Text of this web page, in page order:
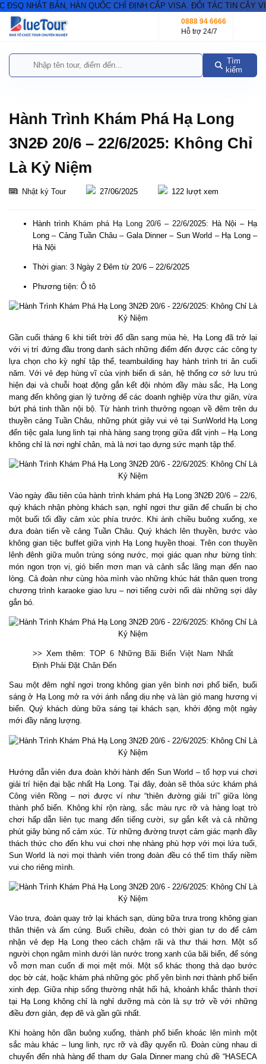
NHẬT BẢN, HÀN QUỐC CHỈ ĐỊNH CẤP VISA. ĐỐI TÁC TIN CẬY
0888 94 6666
Hỗ trợ 24/7
Tìm
kiếm
Hành Trình Khám Phá Hạ Long
3N2Đ 20/6 – 22/6/2025: Không Chỉ
Là Kỷ Niệm
Nhật ký Tour 27/06/2025 122 lượt xem
Hành trình Khám phá Hạ Long 20/6 – 22/6/2025: Hà Nội – Hạ
Long – Cảng Tuần Châu – Gala Dinner – Sun World – Hạ Long –
Hà Nội
Thời gian: 3 Ngày 2 Đêm từ 20/6 – 22/6/2025
Phương tiện: Ô tô
Gần cuối tháng 6 khi tiết trời đổ dần sang mùa hè, Hạ Long đã trở lại
với vị trí đứng đầu trong danh sách những điểm đến được các công ty
lựa chọn cho kỳ nghỉ tập thể, teambuilding hay hành trình tri ân cuối
năm. Với vẻ đẹp hùng vĩ của vịnh biển di sản, hệ thống cơ sở lưu trú
hiện đại và chuỗi hoạt động gắn kết đội nhóm đầy màu sắc, Hạ Long
mang đến không gian lý tưởng để các doanh nghiệp vừa thư giãn, vừa
bứt phá tinh thần nội bộ. Từ hành trình thưởng ngoạn về đêm trên du
thuyền cảng Tuần Châu, những phút giây vui vẻ tại SunWorld Hạ Long
đến tiệc gala lung linh tại nhà hàng sang trọng giữa đất vịnh – Hạ Long
không chỉ là nơi nghỉ chân, mà là nơi tạo dựng sức mạnh tập thể.
Vào ngày đầu tiên của hành trình khám phá Hạ Long 3N2Đ 20/6 – 22/6,
quý khách nhận phòng khách sạn, nghỉ ngơi thư giãn để chuẩn bị cho
một buổi tối đầy cảm xúc phía trước. Khi ánh chiều buông xuống, xe
đưa đoàn tiến về cảng Tuần Châu. Quý khách lên thuyền, bước vào
không gian tiệc buffet giữa vịnh Hạ Long huyền thoại. Trên con thuyền
lênh đênh giữa muôn trùng sóng nước, mọi giác quan như bừng tỉnh:
món ngon trọn vị, gió biển mơn man và cảnh sắc lãng mạn đến nao
lòng. Cả đoàn như cùng hòa mình vào những khúc hát thân quen trong
chương trình karaoke giao lưu – nơi tiếng cười nối dài những sợi dây
gắn bó.
>> Xem thêm:TOP 6 Những Bãi Biển Việt Nam Nhất
Định Phải Đặt Chân Đến
Sau một đêm nghỉ ngơi trong không gian yên bình nơi phố biển, buổi
sáng ở Hạ Long mở ra với ánh nắng dịu nhẹ và làn gió mang hương vị
biển. Quý khách dùng bữa sáng tại khách sạn, khởi động một ngày
mới đầy năng lượng.
Hướng dẫn viên đưa đoàn khởi hành đến Sun World – tổ hợp vui chơi
giải trí hiện đại bậc nhất Hạ Long. Tại đây, đoàn sẽ thỏa sức khám phá
Công viên Rồng – nơi được ví như “thiên đường giải trí” giữa lòng
thành phố biển. Không khí rộn ràng, sắc màu rực rỡ và hàng loạt trò
chơi hấp dẫn liên tục mang đến tiếng cười, sự gắn kết và cả những
phút giây bùng nổ cảm xúc. Từ những đường trượt cảm giác mạnh đầy
thách thức cho đến khu vui chơi nhẹ nhàng phù hợp với mọi lứa tuổi,
Sun World là nơi mọi thành viên trong đoàn đều có thể tìm thấy niềm
vui cho riêng mình.
Vào trưa, đoàn quay trở lại khách sạn, dùng bữa trưa trong không gian
thân thiện và ấm cúng. Buổi chiều, đoàn có thời gian tự do để cảm
nhận vẻ đẹp Hạ Long theo cách chậm rãi và thư thái hơn. Một số
người chọn ngâm mình dưới làn nước trong xanh của bãi biển, để sóng
vỗ mơn man cuốn đi mọi mệt mỏi. Một số khác thong thả dạo bước
dọc bờ cát, hoặc khám phá những góc phố yên bình nơi thành phố biển
xinh đẹp. Giữa nhịp sống thường nhật hối hả, khoảnh khắc thảnh thơi
tại Hạ Long không chỉ là nghỉ dưỡng mà còn là sự trở về với những
điều đơn giản, đẹp đẽ và gần gũi nhất.
Khi hoàng hôn dần buông xuống, thành phố biển khoác lên mình một
sắc màu khác – lung linh, rực rỡ và đầy quyến rũ. Đoàn cùng nhau di
chuyển đến nhà hàng để tham dự Gala Dinner mang chủ đề “HASECA